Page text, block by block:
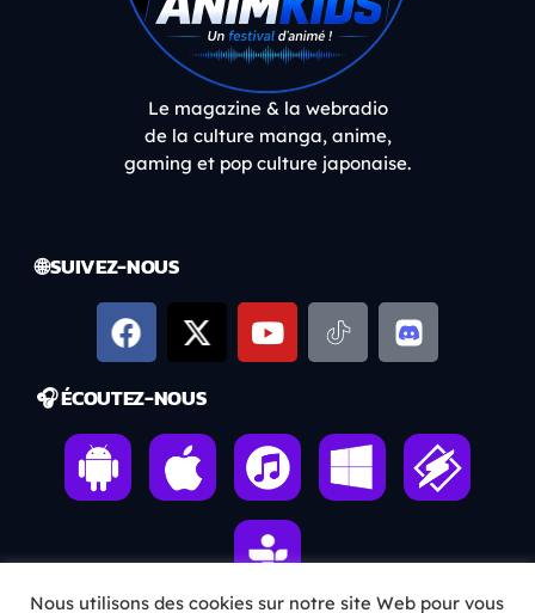
Le magazine & la webradio
de la culture manga, anime,
gaming et pop culture japonaise.
🌐 SUIVEZ-NOUS
🎧 ÉCOUTEZ-NOUS
Nous utilisons des cookies sur notre site Web pour vous